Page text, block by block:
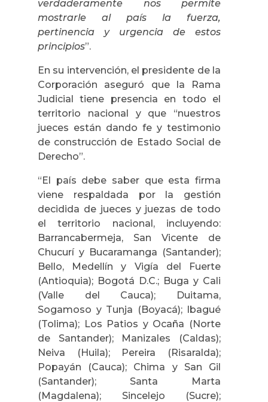
verdaderamente nos permite
mostrarle al país la fuerza,
pertinencia y urgencia de estos
principios”.
En su intervención, el presidente de la
Corporación aseguró que la Rama
Judicial tiene presencia en todo el
territorio nacional y que “nuestros
jueces están dando fe y testimonio
de construcción de Estado Social de
Derecho”.
“El país debe saber que esta firma
viene respaldada por la gestión
decidida de jueces y juezas de todo
el territorio nacional, incluyendo:
Barrancabermeja, San Vicente de
Chucurí y Bucaramanga (Santander);
Bello, Medellín y Vigía del Fuerte
(Antioquia); Bogotá D.C.; Buga y Cali
(Valle del Cauca); Duitama,
Sogamoso y Tunja (Boyacá); Ibagué
(Tolima); Los Patios y Ocaña (Norte
de Santander); Manizales (Caldas);
Neiva (Huila); Pereira (Risaralda);
Popayán (Cauca); Chima y San Gil
(Santander); Santa Marta
(Magdalena); Sincelejo (Sucre);